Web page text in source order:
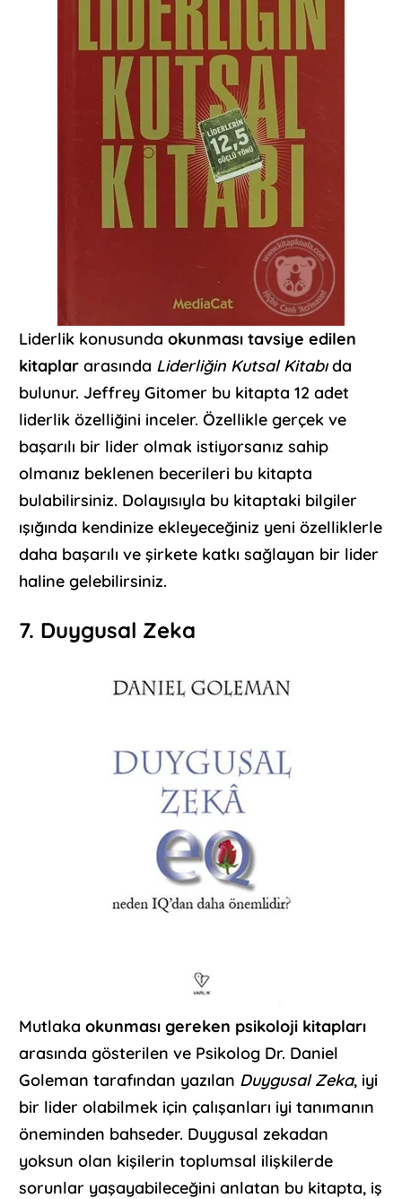
Liderlik konusundaokunması tavsiye edilen
kitaplararasında Liderliğin Kutsal Kitabıda
bulunur. Jeffrey Gitomer bu kitapta 12 adet
liderlik özelliğini inceler. Özellikle gerçek ve
başarılı bir lider olmak istiyorsanız sahip
olmanız beklenen becerileri bu kitapta
bulabilirsiniz. Dolayısıyla bu kitaptaki bilgiler
ışığında kendinize ekleyeceğiniz yeni özelliklerle
daha başarılı ve şirkete katkı sağlayan bir lider
haline gelebilirsiniz.
7. Duygusal Zeka
Mutlaka okunması gereken psikoloji kitapları
arasında gösterilen ve Psikolog Dr. Daniel
Goleman tarafından yazılan Duygusal Zeka, iyi
bir lider olabilmek için çalışanları iyi tanımanın
öneminden bahseder. Duygusal zekadan
yoksun olan kişilerin toplumsal ilişkilerde
sorunlar yaşayabileceğini anlatan bu kitapta, iş